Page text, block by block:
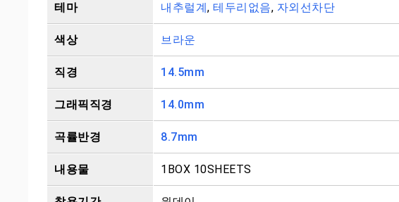
테마 내추럴계, 테두리없음, 자외선차단
색상 브라운
직경 14.5mm
그래픽직경 14.0mm
곡률반경 8.7mm
내용물 1BOX 10SHEETS